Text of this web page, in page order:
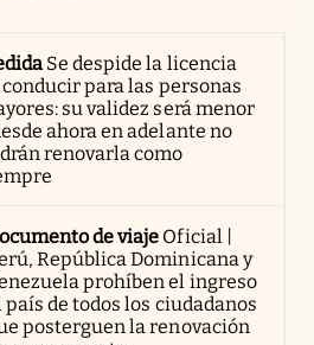
Se despide la licencia
conducir para las personas
su validez será menor
ahora en adelante no
renovarla como
de viaje Oficial |
República Dominicana y
prohíben el ingreso
país de todos los ciudadanos
posterguen la renovación